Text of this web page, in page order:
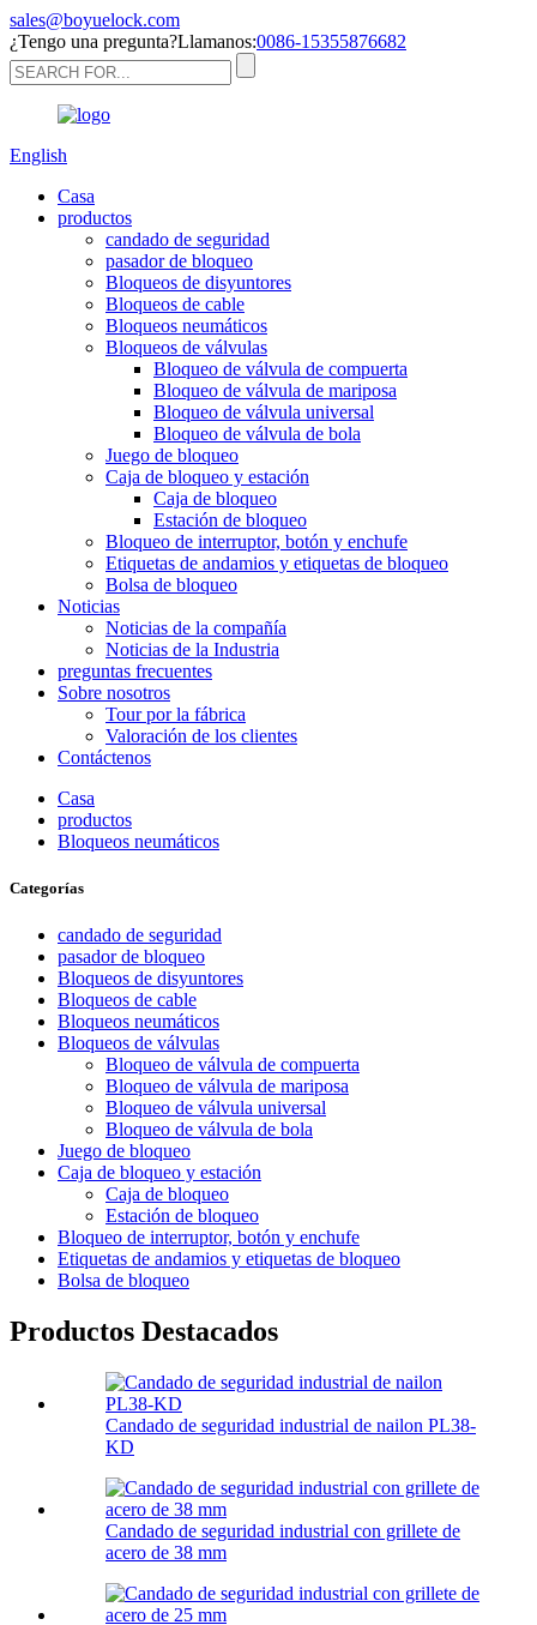
sales@boyuelock.com
¿Tengo una pregunta?Llamanos:0086-15355876682
English
Casa
productos
candado de seguridad
pasador de bloqueo
Bloqueos de disyuntores
Bloqueos de cable
Bloqueos neumáticos
Bloqueos de válvulas
Bloqueo de válvula de compuerta
Bloqueo de válvula de mariposa
Bloqueo de válvula universal
Bloqueo de válvula de bola
Juego de bloqueo
Caja de bloqueo y estación
Caja de bloqueo
Estación de bloqueo
Bloqueo de interruptor, botón y enchufe
Etiquetas de andamios y etiquetas de bloqueo
Bolsa de bloqueo
Noticias
Noticias de la compañía
Noticias de la Industria
preguntas frecuentes
Sobre nosotros
Tour por la fábrica
Valoración de los clientes
Contáctenos
Casa
productos
Bloqueos neumáticos
Categorías
candado de seguridad
pasador de bloqueo
Bloqueos de disyuntores
Bloqueos de cable
Bloqueos neumáticos
Bloqueos de válvulas
Bloqueo de válvula de compuerta
Bloqueo de válvula de mariposa
Bloqueo de válvula universal
Bloqueo de válvula de bola
Juego de bloqueo
Caja de bloqueo y estación
Caja de bloqueo
Estación de bloqueo
Bloqueo de interruptor, botón y enchufe
Etiquetas de andamios y etiquetas de bloqueo
Bolsa de bloqueo
Productos Destacados
Candado de seguridad industrial de nailon PL38-
KD
Candado de seguridad industrial con grillete de
acero de 38 mm